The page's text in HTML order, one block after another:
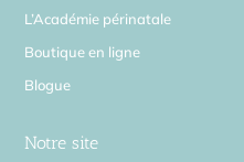
L’Académie périnatale
Boutique en ligne
Blogue
Notre site